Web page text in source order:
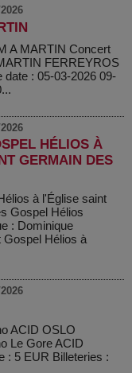
A MARTIN Concert
FERREYROS
date : 05-03-2026 09-
HÉLIOS À
GERMAIN DES
à l'Église saint
Gospel Hélios
: Dominique
Gospel Hélios à
ACID OSLO
Le Gore ACID
: 5 EUR Billeteries :